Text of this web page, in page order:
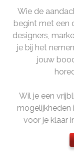
Wie de
begint met een
designers,
je bij het
jouw
Wil je een
mogelijkheden
voor je klaar